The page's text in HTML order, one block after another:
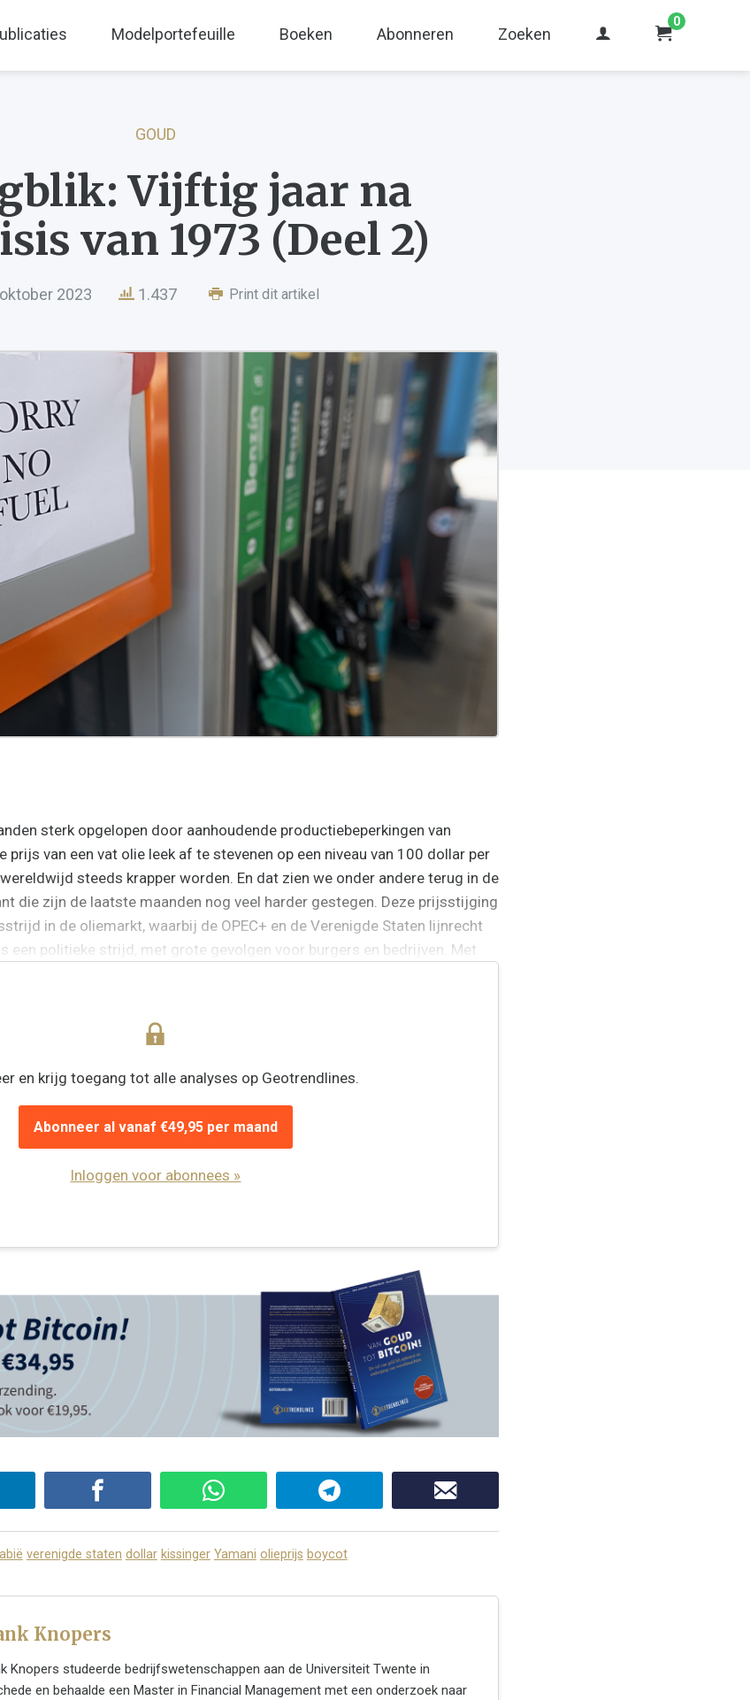
Modelportefeuille Boeken Abonneren Zoeken
0
GOUD
Vijftig jaar na
van 1973 (Deel 2)
2023 1.437 Print dit artikel
sterk opgelopen door aanhoudende productiebeperkingen van
prijs van een vat olie leek af te stevenen op een niveau van 100 dollar per
steeds krapper worden. En dat zien we onder andere terug in de
die zijn de laatste maanden nog veel harder gestegen. Deze prijsstijging
in de oliemarkt, waarbij de OPEC+ en de Verenigde Staten lijnrecht
een politieke strijd, met grote gevolgen voor burgers en bedrijven. Met
en krijg toegang tot alle analyses op Geotrendlines.
Abonneer al vanaf €49,95 per maand
Inloggen voor abonnees »
verenigde staten dollar kissinger Yamani olieprijs boycot
Knopers
Knopers studeerde bedrijfswetenschappen aan de Universiteit Twente in
en behaalde een Master in Financial Management met een onderzoek naar